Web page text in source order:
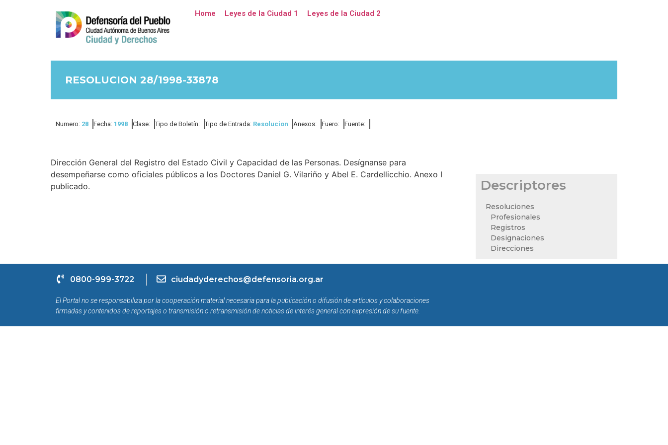
Home Leyes de la Ciudad 1 Leyes de la Ciudad 2
RESOLUCION 28/1998-33878
Numero: 28 Fecha: 1998 Clase: Tipo de Boletín: Tipo de Entrada: Resolucion Anexos: Fuero: Fuente:
Dirección General del Registro del Estado Civil y Capacidad de las Personas. Desígnanse para
desempeñarse como oficiales públicos a los Doctores Daniel G. Vilariño y Abel E. Cardellicchio. Anexo I
publicado.
Descriptores
Resoluciones
Profesionales
Registros
Designaciones
Direcciones
0800-999-3722 ciudadyderechos@defensoria.org.ar
El Portal no se responsabiliza por la cooperación material necesaria para la publicación o difusión de artículos y colaboraciones
firmadas y contenidos de reportajes o transmisión o retransmisión de noticias de interés general con expresión de su fuente.